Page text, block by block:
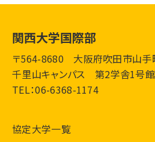
関西大学国際部
〒564-8680 大阪府吹田市山手
千里山キャンパス 第2学舎1号
TEL：06-6368-1174
協定大学一覧